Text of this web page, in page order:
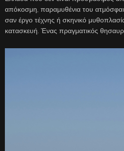
απόκοσμη, παραμυθένια του
σαν έργο τέχνης ή σκηνικό
κατασκευή. Ένας πραγματικός